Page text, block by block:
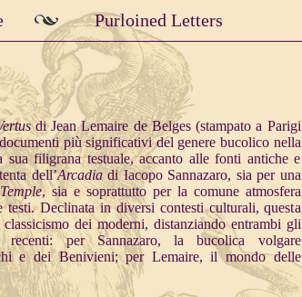
Purloined Letters
di Jean Lemaire de Belges (stampato a Parigi
più significativi del genere bucolico nella
sua filigrana testuale, accanto alle fonti antiche e
dell’Arcadiadi Iacopo Sannazaro, sia per una
Temple, sia e soprattutto per la comune atmosfera
testi. Declinata in diversi contesti culturali, questa
dei moderni, distanziando entrambi gli
per Sannazaro, la bucolica volgare
e dei Benivieni; per Lemaire, il mondo delle